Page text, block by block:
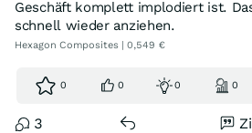
Geschäft komplett implodiert ist.
schnell wieder anziehen.
Hexagon Composites | 0,549 €
0 0 0 0
3